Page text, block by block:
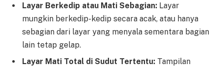
Layar Berkedip atau Mati Sebagian: Layar
mungkin berkedip-kedip secara acak, atau hanya
sebagian dari layar yang menyala sementara bagian
lain tetap gelap.
Layar Mati Total di Sudut Tertentu: Tampilan